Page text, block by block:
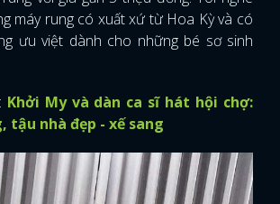
máy rung có xuất xứ từ Hoa Kỳ và có
ưu việt dành cho những bé sơ sinh
Khởi My và dàn ca sĩ hát hội chợ:
tậu nhà đẹp - xế sang